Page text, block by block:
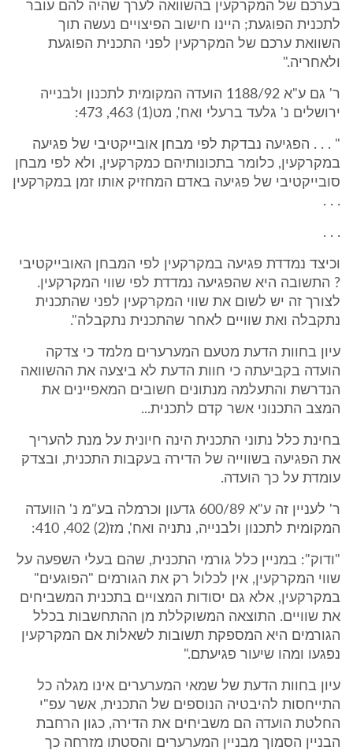
בערכם של המקרקעין בהשוואה לערך שהיה להם עובר
לתכנית הפוגעת; היינו חישוב הפיצויים נעשה תוך
השוואת ערכם של המקרקעין לפני התכנית הפוגעת
ולאחריה."
ר' גם ע"א 1188/92 הועדה המקומית לתכנון ולבנייה
ירושלים נ' גלעד ברעלי ואח', מט(1) 463, 473:
" . . . הפגיעה נבדקת לפי מבחן אובייקטיבי של פגיעה
במקרקעין, כלומר בתכונותיהם כמקרקעין, ולא לפי מבחן
סובייקטיבי של פגיעה באדם המחזיק אותו זמן במקרקעין
. . .
. . .
וכיצד נמדדת פגיעה במקרקעין לפי המבחן האובייקטיבי
? התשובה היא שהפגיעה נמדדת לפי שווי המקרקעין.
לצורך זה יש לשום את שווי המקרקעין לפני שהתכנית
נתקבלה ואת שוויים לאחר שהתכנית נתקבלה".
עיון בחוות הדעת מטעם המערערים מלמד כי צדקה
הועדה בקביעתה כי חוות הדעת לא ביצעה את ההשוואה
הנדרשת והתעלמה מנתונים חשובים המאפיינים את
המצב התכנוני אשר קדם לתכנית...
בחינת כלל נתוני התכנית הינה חיונית על מנת להעריך
את הפגיעה בשווייה של הדירה בעקבות התכנית, ובצדק
עומדת על כך הועדה.
ר' לעניין זה ע"א 600/89 גדעון וכרמלה בע"מ נ' הוועדה
המקומית לתכנון ולבנייה, נתניה ואח', מז(2) 402, 410:
"ודוק": במניין כלל גורמי התכנית, שהם בעלי השפעה על
שווי המקרקעין, אין לכלול רק את הגורמים "הפוגעים"
במקרקעין, אלא גם יסודות המצויים בתכנית המשביחים
את שוויים. התוצאה המשוקללת מן ההתחשבות בכלל
הגורמים היא המספקת תשובות לשאלות אם המקרקעין
נפגעו ומהו שיעור פגיעתם."
עיון בחוות הדעת של שמאי המערערים אינו מגלה כל
התייחסות להיבטיה הנוספים של התכנית, אשר עפ"י
החלטת הועדה הם משביחים את הדירה, כגון הרחבת
הבניין הסמוך מבניין המערערים והסטתו מזרחה כך